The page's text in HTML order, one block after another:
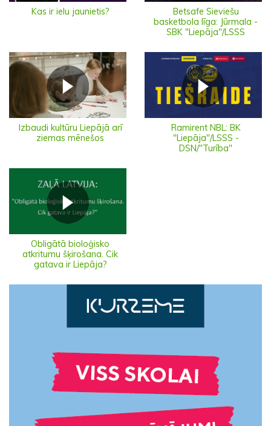
Kas ir ielu jaunietis?
Betsafe Sieviešu
basketbola līga: Jūrmala -
SBK "Liepāja"/LSSS
Izbaudi kultūru Liepājā arī
ziemas mēnešos
Ramirent NBL: BK
"Liepāja"/LSSS -
DSN/"Turība"
Obligātā bioloģisko
atkritumu šķirošana. Cik
gatava ir Liepāja?